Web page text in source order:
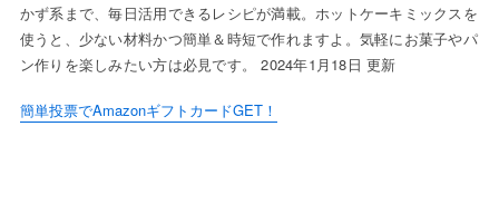
かず系まで、毎日活用できるレシピが満載。ホットケーキミックスを
使うと、少ない材料かつ簡単＆時短で作れますよ。気軽にお菓子やパ
ン作りを楽しみたい方は必見です。 2024年1月18日 更新
簡単投票でAmazonギフトカードGET！